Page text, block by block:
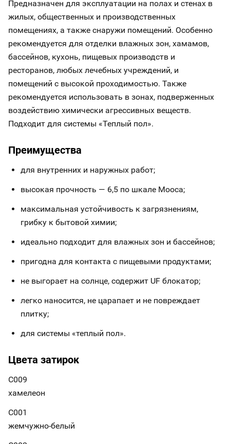
Предназначен для эксплуатации на полах и стенах в
жилых, общественных и производственных
помещениях, а также снаружи помещений. Особенно
рекомендуется для отделки влажных зон, хамамов,
бассейнов, кухонь, пищевых производств и
ресторанов, любых лечебных учреждений, и
помещений с высокой проходимостью. Также
рекомендуется использовать в зонах, подверженных
воздействию химически агрессивных веществ.
Подходит для системы «Теплый пол».
Преимущества
для внутренних и наружных работ;
высокая прочность — 6,5 по шкале Мооса;
максимальная устойчивость к загрязнениям,
грибку к бытовой химии;
идеально подходит для влажных зон и бассейнов;
пригодна для контакта с пищевыми продуктами;
не выгорает на солнце, содержит UF блокатор;
легко наносится, не царапает и не повреждает
плитку;
для системы «теплый пол».
Цвета затирок
С009
хамелеон
С001
жемчужно-белый